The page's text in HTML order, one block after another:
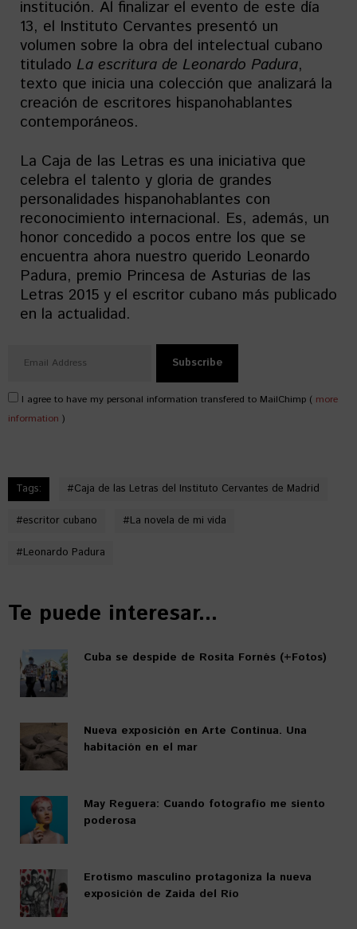
institución. Al finalizar el evento de este día
13, el Instituto Cervantes presentó un
volumen sobre la obra del intelectual cubano
titulado La escritura de Leonardo Padura,
texto que inicia una colección que analizará la
creación de escritores hispanohablantes
contemporáneos.
La Caja de las Letras es una iniciativa que
celebra el talento y gloria de grandes
personalidades hispanohablantes con
reconocimiento internacional. Es, además, un
honor concedido a pocos entre los que se
encuentra ahora nuestro querido Leonardo
Padura, premio Princesa de Asturias de las
Letras 2015 y el escritor cubano más publicado
en la actualidad.
I agree to have my personal information transfered to MailChimp ( more
information )
Tags: #Caja de las Letras del Instituto Cervantes de Madrid
#escritor cubano #La novela de mi vida
#Leonardo Padura
Te puede interesar...
Cuba se despide de Rosita Fornés (+Fotos)
Nueva exposición en Arte Continua. Una
habitación en el mar
May Reguera: Cuando fotografío me siento
poderosa
Erotismo masculino protagoniza la nueva
exposición de Zaida del Río